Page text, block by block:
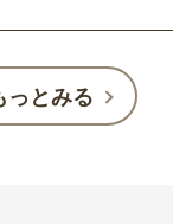
っとみる